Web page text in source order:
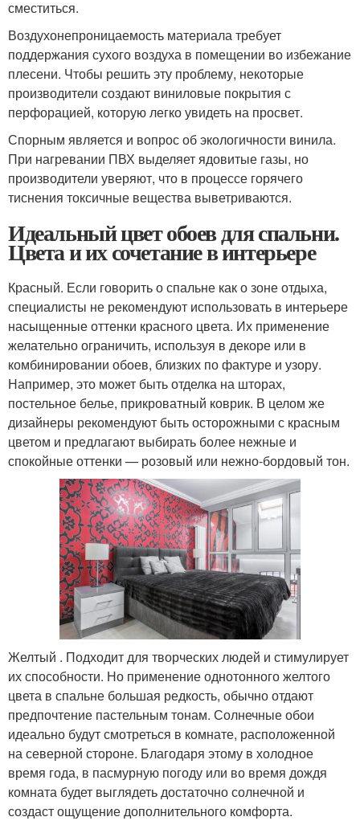
сместиться.
Воздухонепроницаемость материала требует
поддержания сухого воздуха в помещении во избежание
плесени. Чтобы решить эту проблему, некоторые
производители создают виниловые покрытия с
перфорацией, которую легко увидеть на просвет.
Спорным является и вопрос об экологичности винила.
При нагревании ПВХ выделяет ядовитые газы, но
производители уверяют, что в процессе горячего
тиснения токсичные вещества выветриваются.
Идеальный цвет обоев для спальни.
Цвета и их сочетание в интерьере
Красный. Если говорить о спальне как о зоне отдыха,
специалисты не рекомендуют использовать в интерьере
насыщенные оттенки красного цвета. Их применение
желательно ограничить, используя в декоре или в
комбинировании обоев, близких по фактуре и узору.
Например, это может быть отделка на шторах,
постельное белье, прикроватный коврик. В целом же
дизайнеры рекомендуют быть осторожными с красным
цветом и предлагают выбирать более нежные и
спокойные оттенки — розовый или нежно-бордовый тон.
Желтый . Подходит для творческих людей и стимулирует
их способности. Но применение однотонного желтого
цвета в спальне большая редкость, обычно отдают
предпочтение пастельным тонам. Солнечные обои
идеально будут смотреться в комнате, расположенной
на северной стороне. Благодаря этому в холодное
время года, в пасмурную погоду или во время дождя
комната будет выглядеть достаточно солнечной и
создаст ощущение дополнительного комфорта.